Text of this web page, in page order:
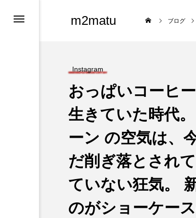
m2matu ブログ
Instagram
おっぱいコーヒ
生きていた時代
ーン の空気は、
だ削ぎ落とされ
ていない狂気。
のがショーケー